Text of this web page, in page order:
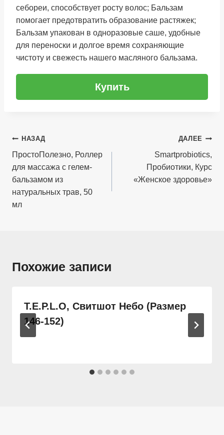
себореи, способствует росту волос; Бальзам
помогает предотвратить образование растяжек;
Бальзам упакован в одноразовые саше, удобные
для переноски и долгое время сохраняющие
чистоту и свежесть нашего масляного бальзама.
Купить
Навигация
по
записям
НАЗАД
ПростоПолезно, Роллер
для массажа с гелем-
бальзамом из
натуральных трав, 50
мл
ДАЛЕЕ
Smartprobiotics,
Пробиотики, Курс
«Женское здоровье»
Похожие записи
T.E.P.L.O, Свитшот Небо (Размер
146-152)